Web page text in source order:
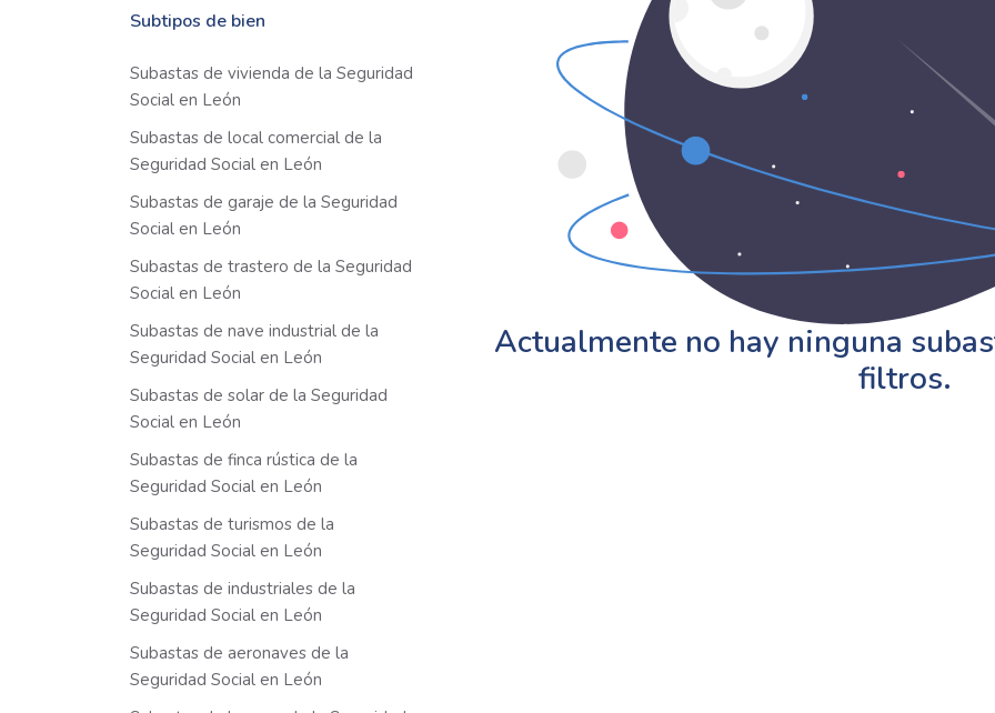
Subtipos de bien
Subastas de vivienda de la Seguridad
Social en León
Subastas de local comercial de la
Seguridad Social en León
Subastas de garaje de la Seguridad
Social en León
Subastas de trastero de la Seguridad
Social en León
Subastas de nave industrial de la
Seguridad Social en León
Subastas de solar de la Seguridad
Social en León
Subastas de finca rústica de la
Seguridad Social en León
Subastas de turismos de la
Seguridad Social en León
Subastas de industriales de la
Seguridad Social en León
Subastas de aeronaves de la
Seguridad Social en León
Actualmente no hay ninguna
filtros.